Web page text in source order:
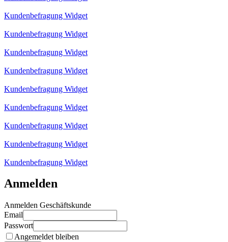
Kundenbefragung Widget
Kundenbefragung Widget
Kundenbefragung Widget
Kundenbefragung Widget
Kundenbefragung Widget
Kundenbefragung Widget
Kundenbefragung Widget
Kundenbefragung Widget
Kundenbefragung Widget
Anmelden
Anmelden Geschäftskunde
Email
Passwort
Angemeldet bleiben